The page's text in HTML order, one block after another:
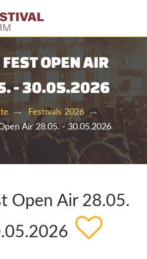
OPEN AIR
- 30.05.2026
Festivals 2026
Air 28.05. - 30.05.2026
Open Air 28.05.